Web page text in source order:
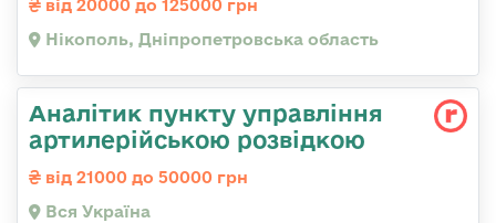
від 20000 до 125000 грн
Нікополь, Дніпропетровська область
Аналітик пункту управління
артилерійською розвідкою
від 21000 до 50000 грн
Вся Україна